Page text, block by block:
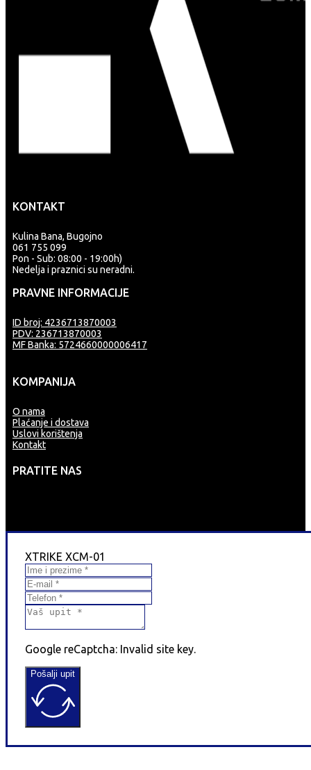
KONTAKT
Kulina Bana, Bugojno
061 755 099
Pon - Sub: 08:00 - 19:00h)
Nedelja i praznici su neradni.
PRAVNE INFORMACIJE
ID broj: 4236713870003
PDV: 236713870003
MF Banka: 5724660000006417
KOMPANIJA
O nama
Plaćanje i dostava
Uslovi korištenja
Kontakt
PRATITE NAS
XTRIKE XCM-01
Google reCaptcha: Invalid site key.
Pošalji upit